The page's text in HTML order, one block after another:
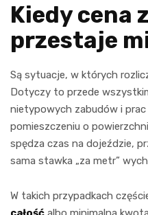
Kiedy cena
przestaje
Są sytuacje, w których
Dotyczy to przede
nietypowych zabudów i prac
pomieszczeniu o
spędza czas na dojeździe,
sama stawka „za metr”
W takich przypadkach